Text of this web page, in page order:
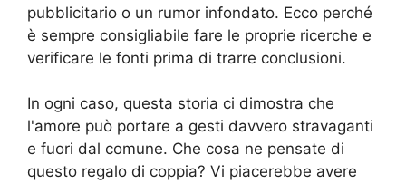
pubblicitario o un rumor infondato. Ecco perché
è sempre consigliabile fare le proprie ricerche e
verificare le fonti prima di trarre conclusioni.
In ogni caso, questa storia ci dimostra che
l'amore può portare a gesti davvero stravaganti
e fuori dal comune. Che cosa ne pensate di
questo regalo di coppia? Vi piacerebbe avere